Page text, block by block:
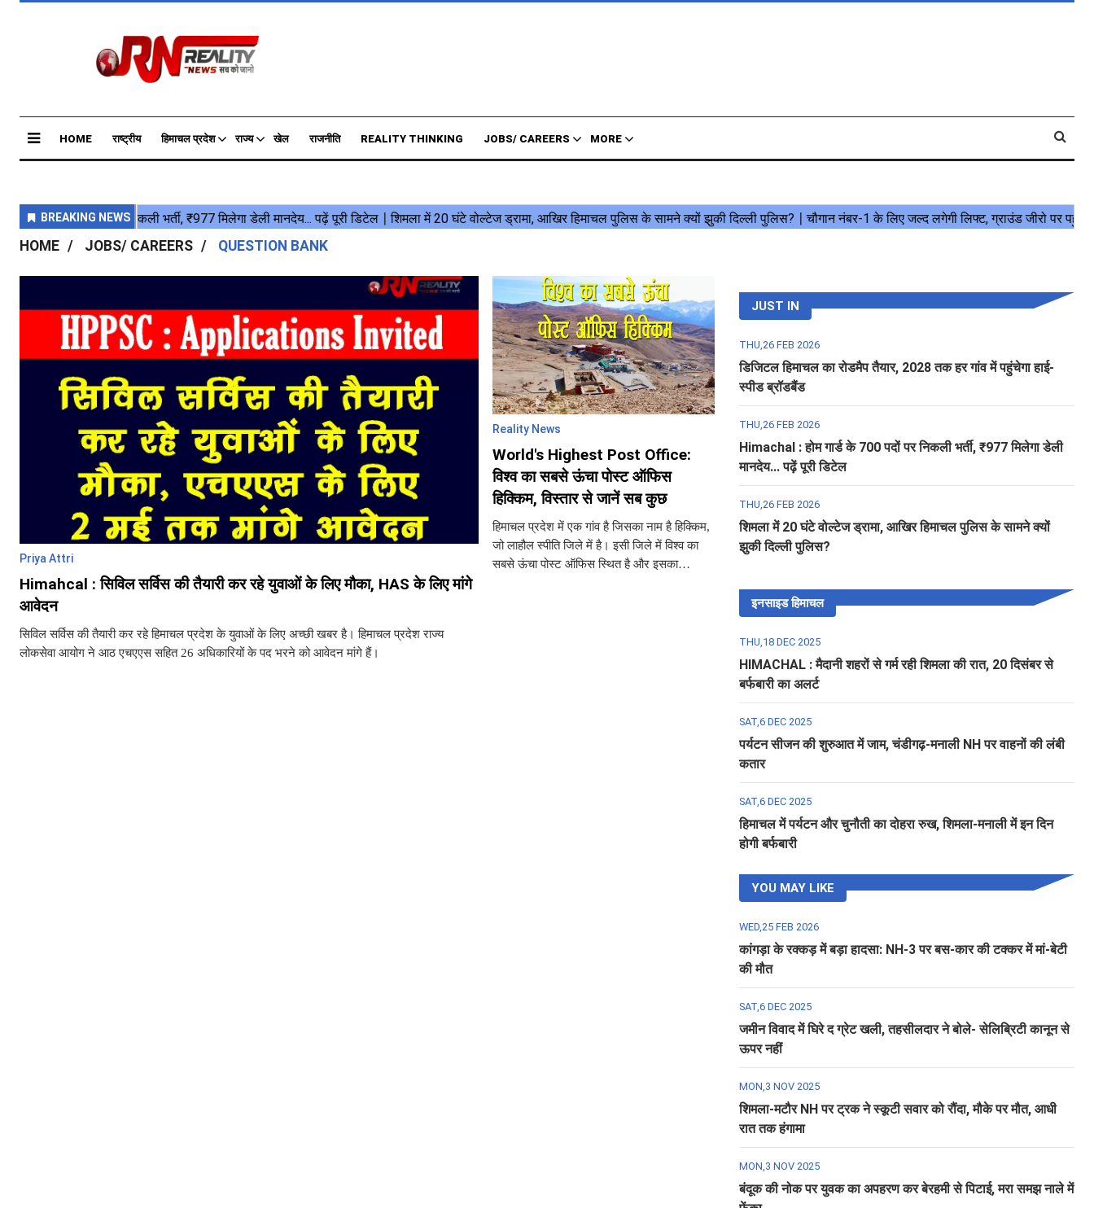
HOME राष्ट्रीय हिमाचल प्रदेश राज्य खेल राजनीति REALITY THINKING JOBS/ CAREERS MORE
HOME JOBS/ CAREERS QUESTION BANK
Priya Attri
Himahcal : सिविल सर्विस की तैयारी कर रहे युवाओं के लिए मौका, HAS के लिए मांगे
आवेदन
सिविल सर्विस की तैयारी कर रहे हिमाचल प्रदेश के युवाओं के लिए अच्छी खबर है। हिमाचल प्रदेश राज्य
लोकसेवा आयोग ने आठ एचएएस सहित 26 अधिकारियों के पद भरने को आवेदन मांगे हैं।
Reality News
World's Highest Post Office:
विश्व का सबसे ऊंचा पोस्ट ऑफिस
हिक्किम, विस्तार से जानें सब कुछ
हिमाचल प्रदेश में एक गांव है जिसका नाम है हिक्किम,
जो लाहौल स्पीति जिले में है। इसी जिले में विश्व का
सबसे ऊंचा पोस्ट ऑफिस स्थित है और इसका
JUST IN
THU,26 FEB 2026
डिजिटल हिमाचल का रोडमैप तैयार, 2028 तक हर गांव में पहुंचेगा हाई-
स्पीड ब्रॉडबैंड
THU,26 FEB 2026
Himachal : होम गार्ड के 700 पदों पर निकली भर्ती, ₹977 मिलेगा डेली
मानदेय... पढ़ें पूरी डिटेल
THU,26 FEB 2026
शिमला में 20 घंटे वोल्टेज ड्रामा, आखिर हिमाचल पुलिस के सामने क्यों
झुकी दिल्ली पुलिस?
इनसाइड हिमाचल
THU,18 DEC 2025
HIMACHAL : मैदानी शहरों से गर्म रही शिमला की रात, 20 दिसंबर से
बर्फबारी का अलर्ट
SAT,6 DEC 2025
पर्यटन सीजन की शुरुआत में जाम, चंडीगढ़-मनाली NH पर वाहनों की लंबी
कतार
SAT,6 DEC 2025
हिमाचल में पर्यटन और चुनौती का दोहरा रुख, शिमला-मनाली में इन दिन
होगी बर्फबारी
YOU MAY LIKE
WED,25 FEB 2026
कांगड़ा के रक्कड़ में बड़ा हादसा: NH-3 पर बस-कार की टक्कर में मां-बेटी
की मौत
SAT,6 DEC 2025
जमीन विवाद में घिरे द ग्रेट खली, तहसीलदार ने बोले- सेलिब्रिटी कानून से
ऊपर नहीं
MON,3 NOV 2025
शिमला-मटौर NH पर ट्रक ने स्कूटी सवार को रौंदा, मौके पर मौत, आधी
रात तक हंगामा
MON,3 NOV 2025
बंदूक की नोक पर युवक का अपहरण कर बेरहमी से पिटाई, मरा समझ नाले में